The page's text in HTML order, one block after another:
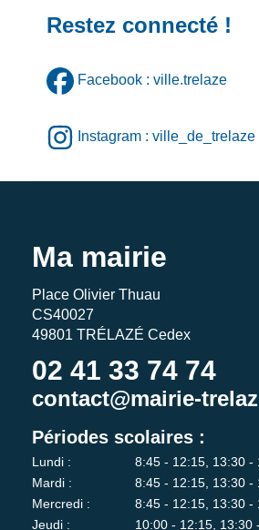
Restez connecté !
Facebook : ville.trelaze
Instagram : ville_de_trelaze
Ma mairie
Place Olivier Thuau
CS40027
49801 TRÉLAZÉ Cedex
02 41 33 74 74
contact@mairie-
Périodes scolaires :
Lundi :
8:45 - 12:15, 13:30 -
Mardi :
8:45 - 12:15, 13:30 -
Mercredi :
8:45 - 12:15, 13:30 -
Jeudi :
10:00 - 12:15, 13:30